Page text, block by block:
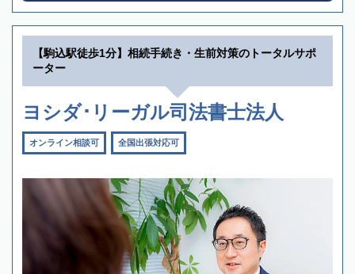
【駒込駅徒歩1分】相続手続き・生前対策のトータルサポ
ーター
ヨシダ･リーガル司法書士法人
オンライン相談可 全国出張対応可